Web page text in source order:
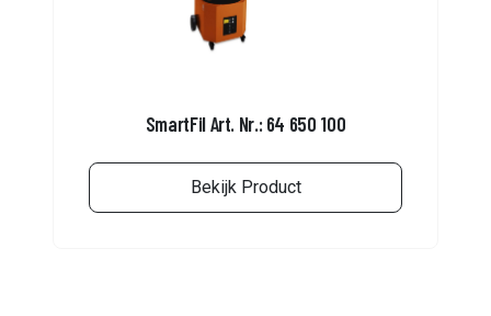
SmartFil Art. Nr.: 64 650 100
Bekijk Product